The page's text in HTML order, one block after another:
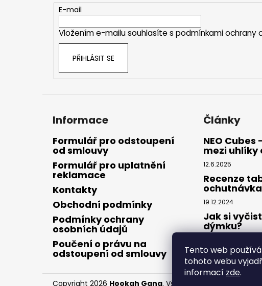
Tento web
tohoto webu
informací zde.
E-mail
Vložením e-mailu souhlasíte s podmínkami ochrany
PŘIHLÁSIT SE
Informace
Formulář pro odstoupení
od smlouvy
Formulář pro uplatnění
reklamace
Kontakty
Obchodní podmínky
Podmínky ochrany
osobních údajů
Poučení o právu na
odstoupení od smlouvy
Články
NEO Cubes
mezi uhlíky
12.6.2025
Recenze
19.12.2024
Jak si
dýmku?
Copyright 2026 Hookah Gang. Všechna práva vyhrazena.